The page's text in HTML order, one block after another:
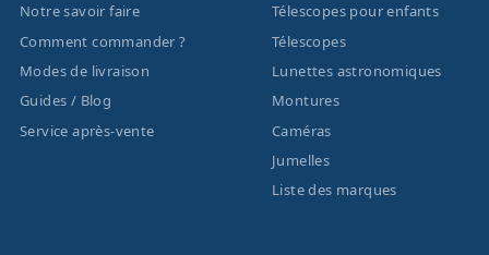
Notre savoir faire
Comment commander ?
Modes de livraison
Guides / Blog
Service après-vente
Télescopes pour enfants
Télescopes
Lunettes astronomiques
Montures
Caméras
Jumelles
Liste des marques